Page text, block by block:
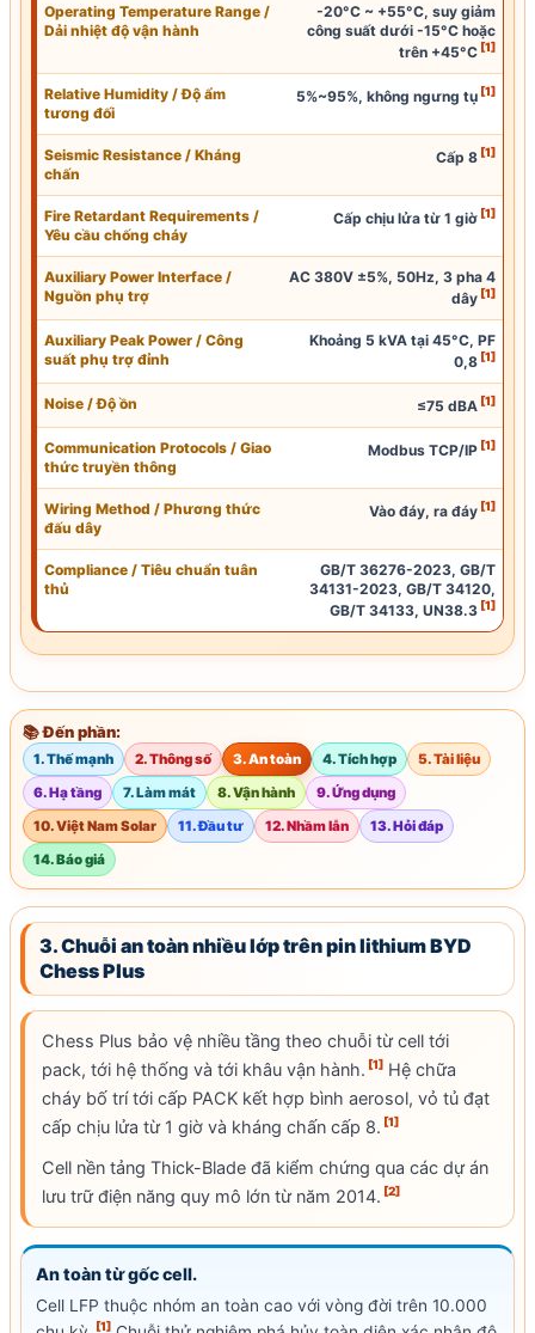
Operating Temperature Range /
Dải nhiệt độ vận hành
-20°C ~ +55°C, suy giảm
công suất dưới -15°C hoặc
trên +45°C [1]
Relative Humidity / Độ ẩm
tương đối
5%~95%, không ngưng tụ [1]
Seismic Resistance / Kháng
chấn
Cấp 8 [1]
Fire Retardant Requirements /
Yêu cầu chống cháy
Cấp chịu lửa từ 1 giờ [1]
Auxiliary Power Interface /
Nguồn phụ trợ
AC 380V ±5%, 50Hz, 3 pha 4
dây [1]
Auxiliary Peak Power / Công
suất phụ trợ đỉnh
Khoảng 5 kVA tại 45°C, PF
0,8 [1]
Noise / Độ ồn ≤75 dBA [1]
Communication Protocols / Giao
thức truyền thông
Modbus TCP/IP [1]
Wiring Method / Phương thức
đấu dây
Vào đáy, ra đáy [1]
Compliance / Tiêu chuẩn tuân
thủ
GB/T 36276-2023, GB/T
34131-2023, GB/T 34120,
GB/T 34133, UN38.3 [1]
📚 Đến phần:
1. Thế mạnh 2. Thông số 3. An toàn 4. Tích hợp
5. Tài liệu
6. Hạ tầng
7. Làm mát 8. Vận hành
9. Ứng dụng
10. Việt Nam Solar
11. Đầu tư 12. Nhầm lẫn
13. Hỏi đáp
14. Báo giá
3. Chuỗi an toàn nhiều lớp trên pin lithium BYD
Chess Plus
Chess Plus bảo vệ nhiều tầng theo chuỗi từcell tới
pack, tới hệ thống và tới khâu vận hành. [1] Hệ chữa
cháy bố trí tới cấp PACK kết hợp bình aerosol, vỏ tủ đạt
cấp chịu lửa từ 1 giờ và kháng chấn cấp 8. [1]
Cell nền tảng Thick-Blade đã kiểm chứng qua các dự án
lưu trữ điện năng quy mô lớn từ năm 2014. [2]
An toàn từ gốc cell.
Cell LFP thuộc nhóm an toàn cao với vòng đời trên 10.000
[1]